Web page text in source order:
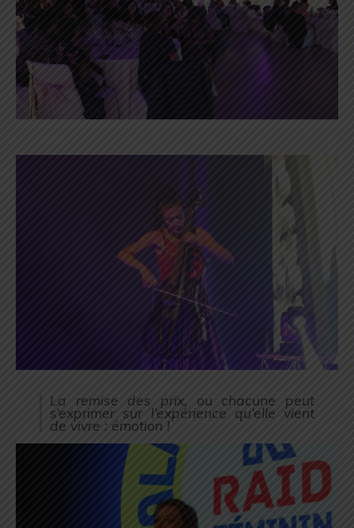
La remise des prix, ou chacune peut
s’exprimer sur l’expérience qu’elle vient
de vivre : émotion !